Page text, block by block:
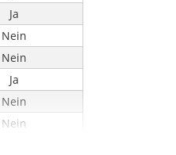
Ja
Nein
Nein
Ja
Nein
Nein